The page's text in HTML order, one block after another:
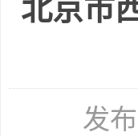
北京市
发